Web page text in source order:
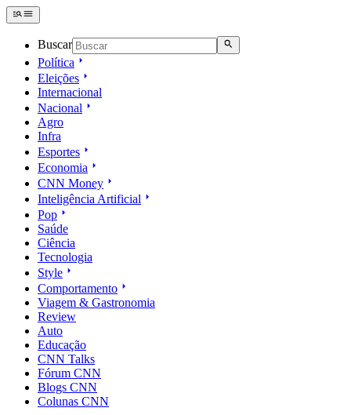
Buscar
Política
Eleições
Internacional
Nacional
Agro
Infra
Esportes
Economia
CNN Money
Inteligência Artificial
Pop
Saúde
Ciência
Tecnologia
Style
Comportamento
Viagem & Gastronomia
Review
Auto
Educação
CNN Talks
Fórum CNN
Blogs CNN
Colunas CNN